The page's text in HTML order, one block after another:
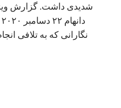
نگارانی که به تلافی